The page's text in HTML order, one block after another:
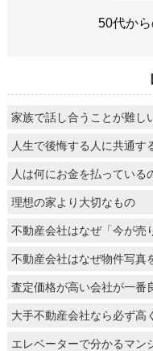
50代か
家族で話し合うことが難し
人生で後悔する人に共通す
人は何にお金を払っている
理想の家より大切なもの
不動産会社はなぜ「今が売
不動産会社はなぜ物件写真
査定価格が高い会社が一番
大手不動産会社なら必ず高
エレベーターで分かるマン